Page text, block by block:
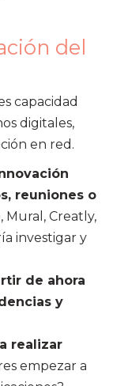
del
capacidad
digitales,
en red.
reuniones o
Mural, Creatly,
investigar y
de ahora
y
realizar
empezar a